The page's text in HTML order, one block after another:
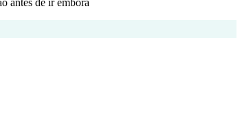
antes de ir embora